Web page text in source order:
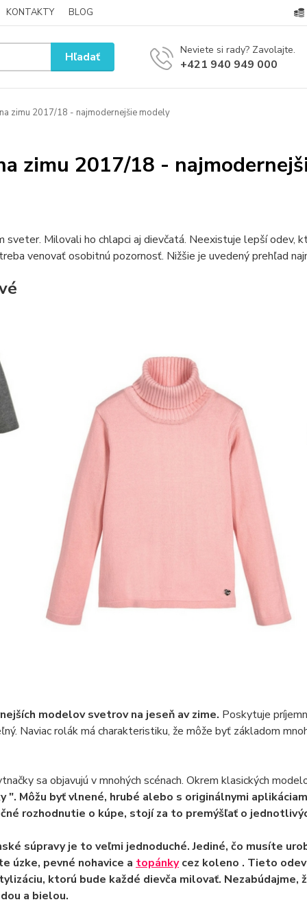
KONTAKTY BLOG
Hľadať Neviete si rady? Zavolajte.
+421 940 949 000
zimu 2017/18 - najmodernejšie modely
zimu 2017/18 -
sveter. Milovali ho chlapci aj dievčatá. Neexistuje lepší odev,
venovať osobitnú pozornosť. Nižšie je uvedený prehľad
modelov svetrov na jeseň av zime. Poskytuje
Naviac rolák má charakteristiku, že môže byť základom
sa objavujú v mnohých scénach. Okrem klasických
". Môžu byť vlnené, hrubé alebo s originálnymi
rozhodnutie o kúpe, stojí za to premýšľať o
súpravy je to veľmi jednoduché. Jediné, čo musíte
úzke, pevné nohavice a topánkycez koleno . Tieto
ktorú bude každé dievča milovať. Nezabúdajme,
a bielou.